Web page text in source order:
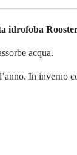
idrofoba
acqua.
In inverno